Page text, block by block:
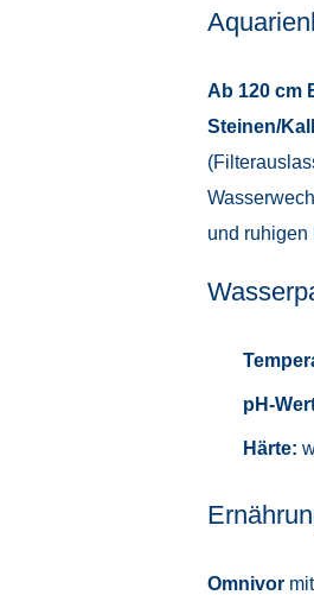
Ab 120 cm
Steinen/
und ruhigen
pH-
Härte:
Omnivormit